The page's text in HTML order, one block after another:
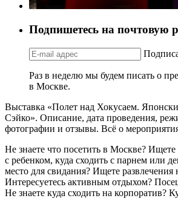
Подпишетесь на почтовую
Раз в неделю мы будем писать о
в Москве.
Выставка «Полет над Хокусаем.
Сэйко». Описание, дата проведения,
фотографии и отзывы. Всё о
Не знаете что посетить в Москве? Ищете
с ребенком, куда сходить с парнем или
место для свидания? Ищете
Интересуетесь активным отдыхом?
Не знаете куда сходить на корпоратив?